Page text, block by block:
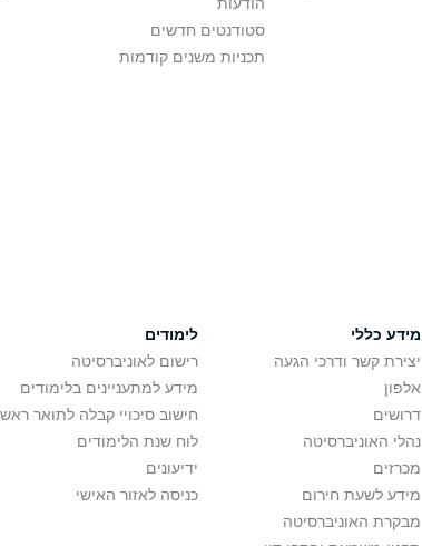
סטודנטים חדשים
תכניות משנים קודמות
מידע כללי
יצירת קשר ודרכי הגעה
אלפון
דרושים
נהלי האוניברסיטה
מכרזים
מידע לשעת חירום
מבקרת האוניברסיטה
לימודים
רישום לאוניברסיטה
מידע למתעניינים בלימודים
חישוב סיכויי קבלה לתואר
לוח שנת הלימודים
ידיעונים
כניסה לאזור האישי